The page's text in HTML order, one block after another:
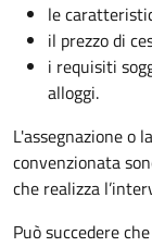
le
il prezzo di
i requisiti
alloggi.
L'assegnazione o
convenzionata
che realizza
Può succedere